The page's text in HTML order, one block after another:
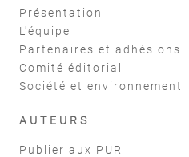
Présentation
L'équipe
Partenaires et adhésions
Comité éditorial
Société et environnement
AUTEURS
Publier aux PUR